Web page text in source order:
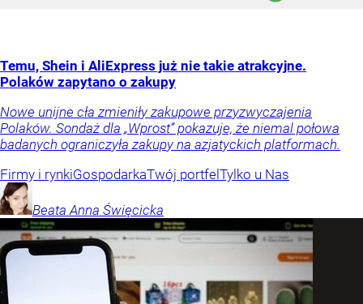
Temu, Shein i AliExpress już nie takie atrakcyjne.
Polaków zapytano o zakupy
Nowe unijne cła zmieniły zakupowe przyzwyczajenia
Polaków. Sondaż dla „Wprost” pokazuje, że niemal połowa
badanych ograniczyła zakupy na azjatyckich platformach.
Firmy i rynkiGospodarkaTwój portfel Tylko u Nas
Beata Anna Święcicka